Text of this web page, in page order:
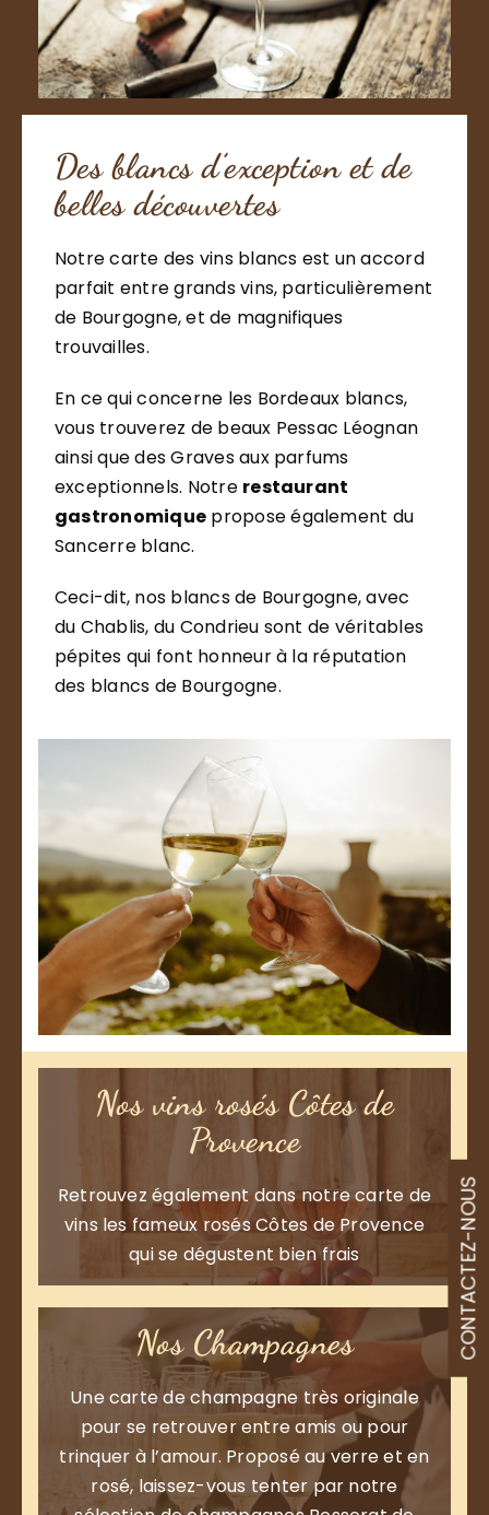
Des blancs d’exception et de
belles découvertes
Notre carte des vins blancs est un accord
parfait entre grands vins, particulièrement
de Bourgogne, et de magnifiques
trouvailles.
En ce qui concerne les Bordeaux blancs,
vous trouverez de beaux Pessac Léognan
ainsi que des Graves aux parfums
exceptionnels. Notre restaurant
gastronomique propose également du
Sancerre blanc.
Ceci-dit, nos blancs de Bourgogne, avec
du Chablis, du Condrieu sont de véritables
pépites qui font honneur à la réputation
des blancs de Bourgogne.
Nos vins rosés Côtes de
Provence
Retrouvez également dans notre carte de
vins les fameux rosés Côtes de Provence
qui se dégustent bien frais
Nos Champagnes
Une carte de champagne très originale
pour se retrouver entre amis ou pour
trinquer à l’amour. Proposé au verre et en
rosé, laissez-vous tenter par notre
CONTACTEZ-NOUS